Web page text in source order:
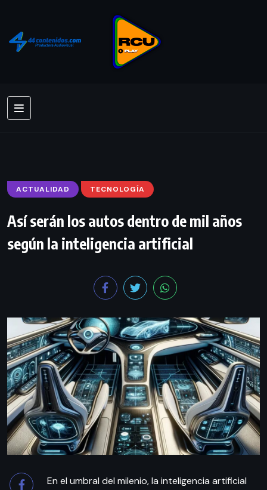
ACTUALIDAD TECNOLOGÍA
Así serán los autos dentro de mil años
según la inteligencia artificial
En el umbral del milenio, la inteligencia artificial